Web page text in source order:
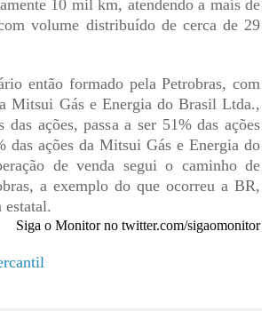
10 mil km, atendendo a mais de
volume distribuído de cerca de 29
então formado pela Petrobras, com
Mitsui Gás e Energia do Brasil Ltda.,
das ações, passa a ser 51% das ações
das ações da Mitsui Gás e Energia do
de venda segui o caminho de
a exemplo do que ocorreu a BR,
Siga o Monitor no twitter.com/sigaomonitor